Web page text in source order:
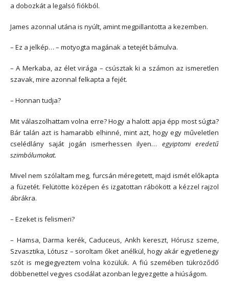
a dobozkát a legalsó fiókból.
James azonnal utána is nyúlt, amint megpillantotta a kezemben.
– Ez a jelkép… – motyogta magának a tetejét bámulva.
– A Merkaba, az élet virága – csúsztak ki a számon az ismeretlen
szavak, mire azonnal felkapta a fejét.
– Honnan tudja?
Mit válaszolhattam volna erre? Hogy a halott apja épp most súgta?
Bár talán azt is hamarabb elhinné, mint azt, hogy egy műveletlen
cselédlány saját jogán ismerhessen ilyen… egyiptomi eredetű
szimbólumokat.
Mivel nem szólaltam meg, furcsán méregetett, majd ismét előkapta
a füzetét. Felütötte középen és izgatottan rábökött a kézzel rajzol
ábrákra.
– Ezeket is felismeri?
– Hamsa, Darma kerék, Caduceus, Ankh kereszt, Hórusz szeme,
Szvasztika, Lótusz – soroltam őket anélkül, hogy akár egyetlenegy
szót is megjegyeztem volna közülük. A fiú szemében tükröződő
döbbenettel vegyes csodálat azonban legyezgette a hiúságom.